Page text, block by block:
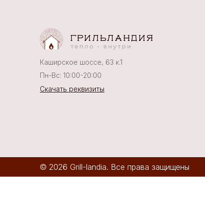
Каширское шоссе, 63 к.1
Пн-Вс: 10:00-20:00
Скачать реквизиты
© 2026 Grill-landia. Все права защищены